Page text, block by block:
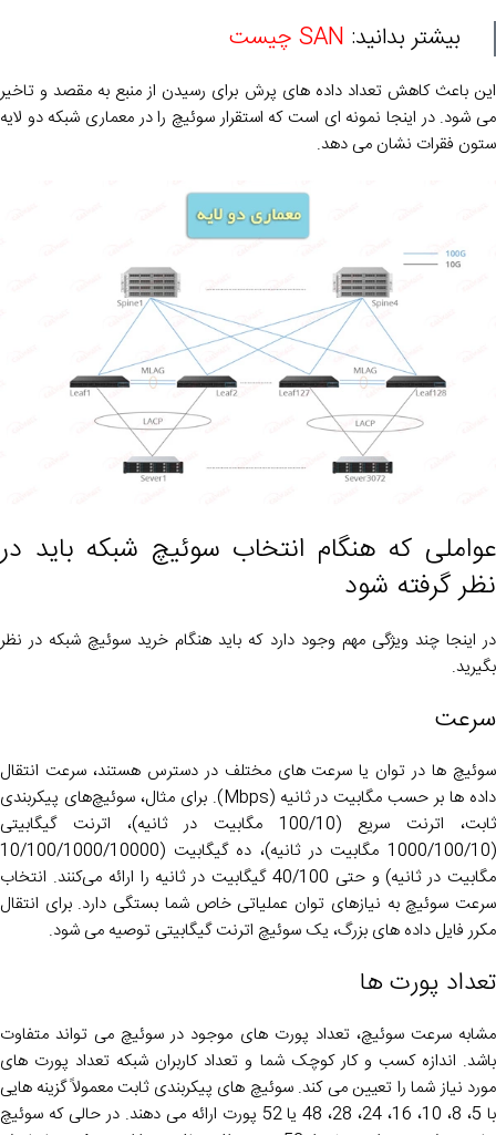
بیشتر بدانید: SAN چیست
این باعث کاهش تعداد داده های پرش برای رسیدن از منبع به مقصد و تاخیر
می شود. در اینجا نمونه ای است که استقرار سوئیچ را در معماری شبکه دو لایه
ستون فقرات نشان می دهد.
عواملی که هنگام انتخاب سوئیچ شبکه باید در
نظر گرفته شود
در اینجا چند ویژگی مهم وجود دارد که باید هنگام خرید سوئیچ شبکه در نظر
بگیرید.
سرعت
سوئیچ ها در توان یا سرعت های مختلف در دسترس هستند، سرعت انتقال
داده ها بر حسب مگابیت در ثانیه (Mbps). برای مثال، سوئیچ‌های پیکربندی
ثابت، اترنت سریع (100/10 مگابیت در ثانیه)، اترنت گیگابیتی
(1000/100/10 مگابیت در ثانیه)، ده گیگابیت (10/100/1000/10000
مگابیت در ثانیه) و حتی 40/100 گیگابیت در ثانیه را ارائه می‌کنند. انتخاب
سرعت سوئیچ به نیازهای توان عملیاتی خاص شما بستگی دارد. برای انتقال
مکرر فایل داده های بزرگ، یک سوئیچ اترنت گیگابیتی توصیه می شود.
تعداد پورت ها
مشابه سرعت سوئیچ، تعداد پورت های موجود در سوئیچ می تواند متفاوت
باشد. اندازه کسب و کار کوچک شما و تعداد کاربران شبکه تعداد پورت های
مورد نیاز شما را تعیین می کند. سوئیچ های پیکربندی ثابت معمولاً گزینه هایی
با 5، 8، 10، 16، 24، 28، 48 یا 52 پورت ارائه می دهند. در حالی که سوئیچ